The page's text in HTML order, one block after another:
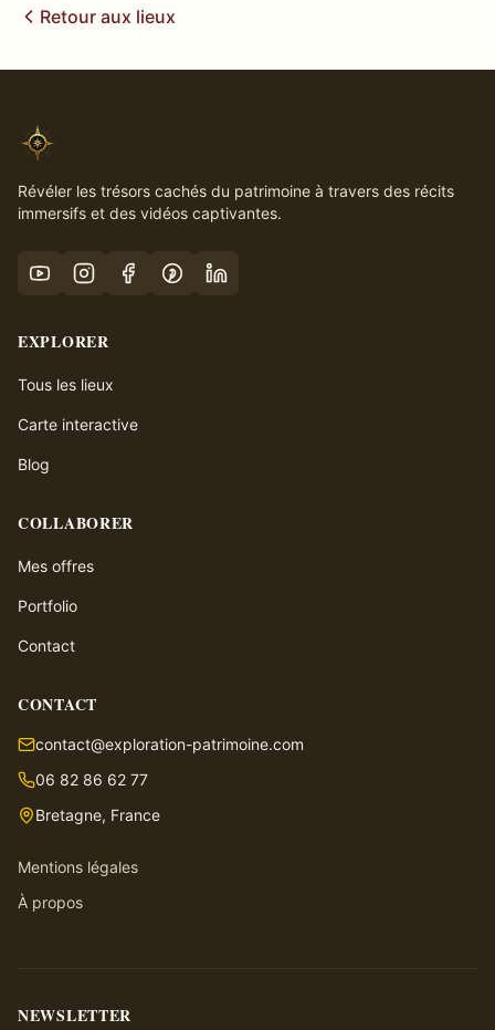
Retour aux lieux
Révéler les trésors cachés du patrimoine à travers des récits
immersifs et des vidéos captivantes.
EXPLORER
Tous les lieux
Carte interactive
Blog
COLLABORER
Mes offres
Portfolio
Contact
CONTACT
contact@exploration-patrimoine.com
06 82 86 62 77
Bretagne, France
Mentions légales
À propos
NEWSLETTER